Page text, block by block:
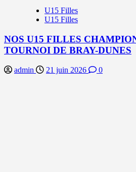
U15 Filles
U15 Filles
NOS U15 FILLES
TOURNOI DE BRAY-DUNES
admin 21 juin 2026 0